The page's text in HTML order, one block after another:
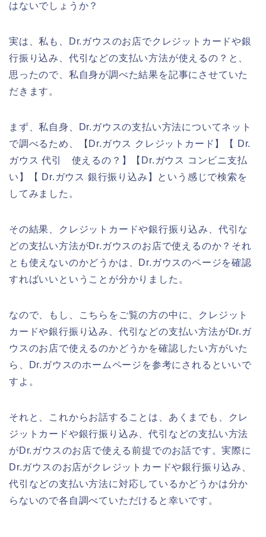
はないでしょうか？
実は、私も、Dr.ガウスのお店でクレジットカードや銀
行振り込み、代引などの支払い方法が使えるの？と、
思ったので、私自身が調べた結果を記事にさせていた
だきます。
まず、私自身、Dr.ガウスの支払い方法についてネット
で調べるため、【Dr.ガウス クレジットカード】【 Dr.
ガウス 代引 使えるの？】【Dr.ガウス コンビニ支払
い】【 Dr.ガウス 銀行振り込み】という感じで検索を
してみました。
その結果、クレジットカードや銀行振り込み、代引な
どの支払い方法がDr.ガウスのお店で使えるのか？それ
とも使えないのかどうかは、Dr.ガウスのページを確認
すればいいということが分かりました。
なので、もし、こちらをご覧の方の中に、クレジット
カードや銀行振り込み、代引などの支払い方法がDr.ガ
ウスのお店で使えるのかどうかを確認したい方がいた
ら、Dr.ガウスのホームページを参考にされるといいで
すよ。
それと、これからお話することは、あくまでも、クレ
ジットカードや銀行振り込み、代引などの支払い方法
がDr.ガウスのお店で使える前提でのお話です。実際に
Dr.ガウスのお店がクレジットカードや銀行振り込み、
代引などの支払い方法に対応しているかどうかは分か
らないので各自調べていただけると幸いです。